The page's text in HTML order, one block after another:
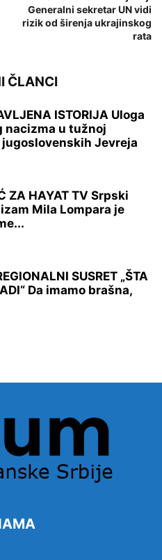
Generalni sekretar UN vidi
rizik od širenja ukrajinskog
rata
ČLANCI
ISTORIJA Uloga
nacizma u tužnoj
Jevreja
ZA HAYAT TV Srpski
Mila Lompara je
SUSRET „ŠTA
Da imamo brašna,